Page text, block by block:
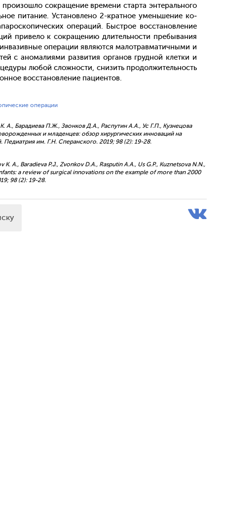
сок­ра­щение вре­мени стар­та эн­те­раль­но­го
пи­тание. Ус­та­нов­ле­но 2-крат­ное умень­ше­ние ко­
опе­раций. Быс­трое вос­ста­нов­ле­ние
при­вело к сок­ра­щению дли­тель­нос­ти пре­быва­ния
опе­рации яв­ля­ют­ся ма­лот­равма­тич­ны­ми и
с ано­мали­ями раз­ви­тия ор­га­нов груд­ной клет­ки и
лю­бой слож­ности, сни­зить про­дол­жи­тель­ность
вос­ста­нов­ле­ние па­ци­ен­тов.
операции
Барадиева П.Ж., Звонков Д.А., Распутин А.А., Ус Г.П., Кузнецова
и младенцев: обзор хирургических инноваций на
им. Г.Н. Сперанского. 2019; 98 (2): 19-28.
A., Baradieva P.J., Zvonkov D.A., Rasputin A.A., Us G.P., Kuznetsova N.N.,
a review of surgical innovations on the example of more than 2000
98 (2): 19-28.